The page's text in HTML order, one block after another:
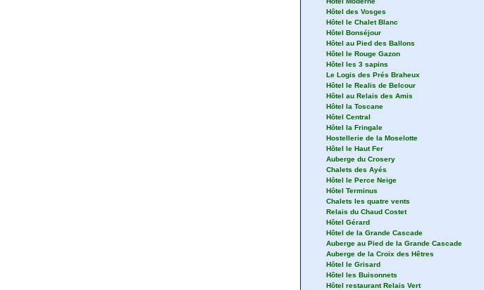
Hôtel des Vosges
Hôtel le Chalet Blanc
Hôtel Bonséjour
Hôtel au Pied des Ballons
Hôtel le Rouge Gazon
Hôtel les 3 sapins
Le Logis des Prés Braheux
Hôtel le Realis de Belcour
Hôtel au Relais des Amis
Hôtel la Toscane
Hôtel Central
Hôtel la Fringale
Hostellerie de la Moselotte
Hôtel le Haut Fer
Auberge du Crosery
Chalets des Ayés
Hôtel le Perce Neige
Hôtel Terminus
Chalets les quatre vents
Relais du Chaud Costet
Hôtel Gérard
Hôtel de la Grande Cascade
Auberge au Pied de la Grande Cascade
Auberge de la Croix des Hêtres
Hôtel le Grisard
Hôtel les Buisonnets
Hôtel restaurant Relais Vert